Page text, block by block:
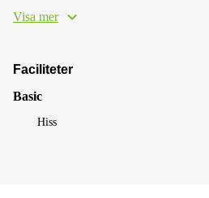
Visa mer
Faciliteter
Basic
Hiss